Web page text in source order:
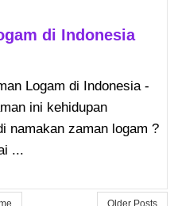
di Indonesia
Logam di Indonesia -
ini kehidupan
namakan zaman logam ?
...
Older Posts